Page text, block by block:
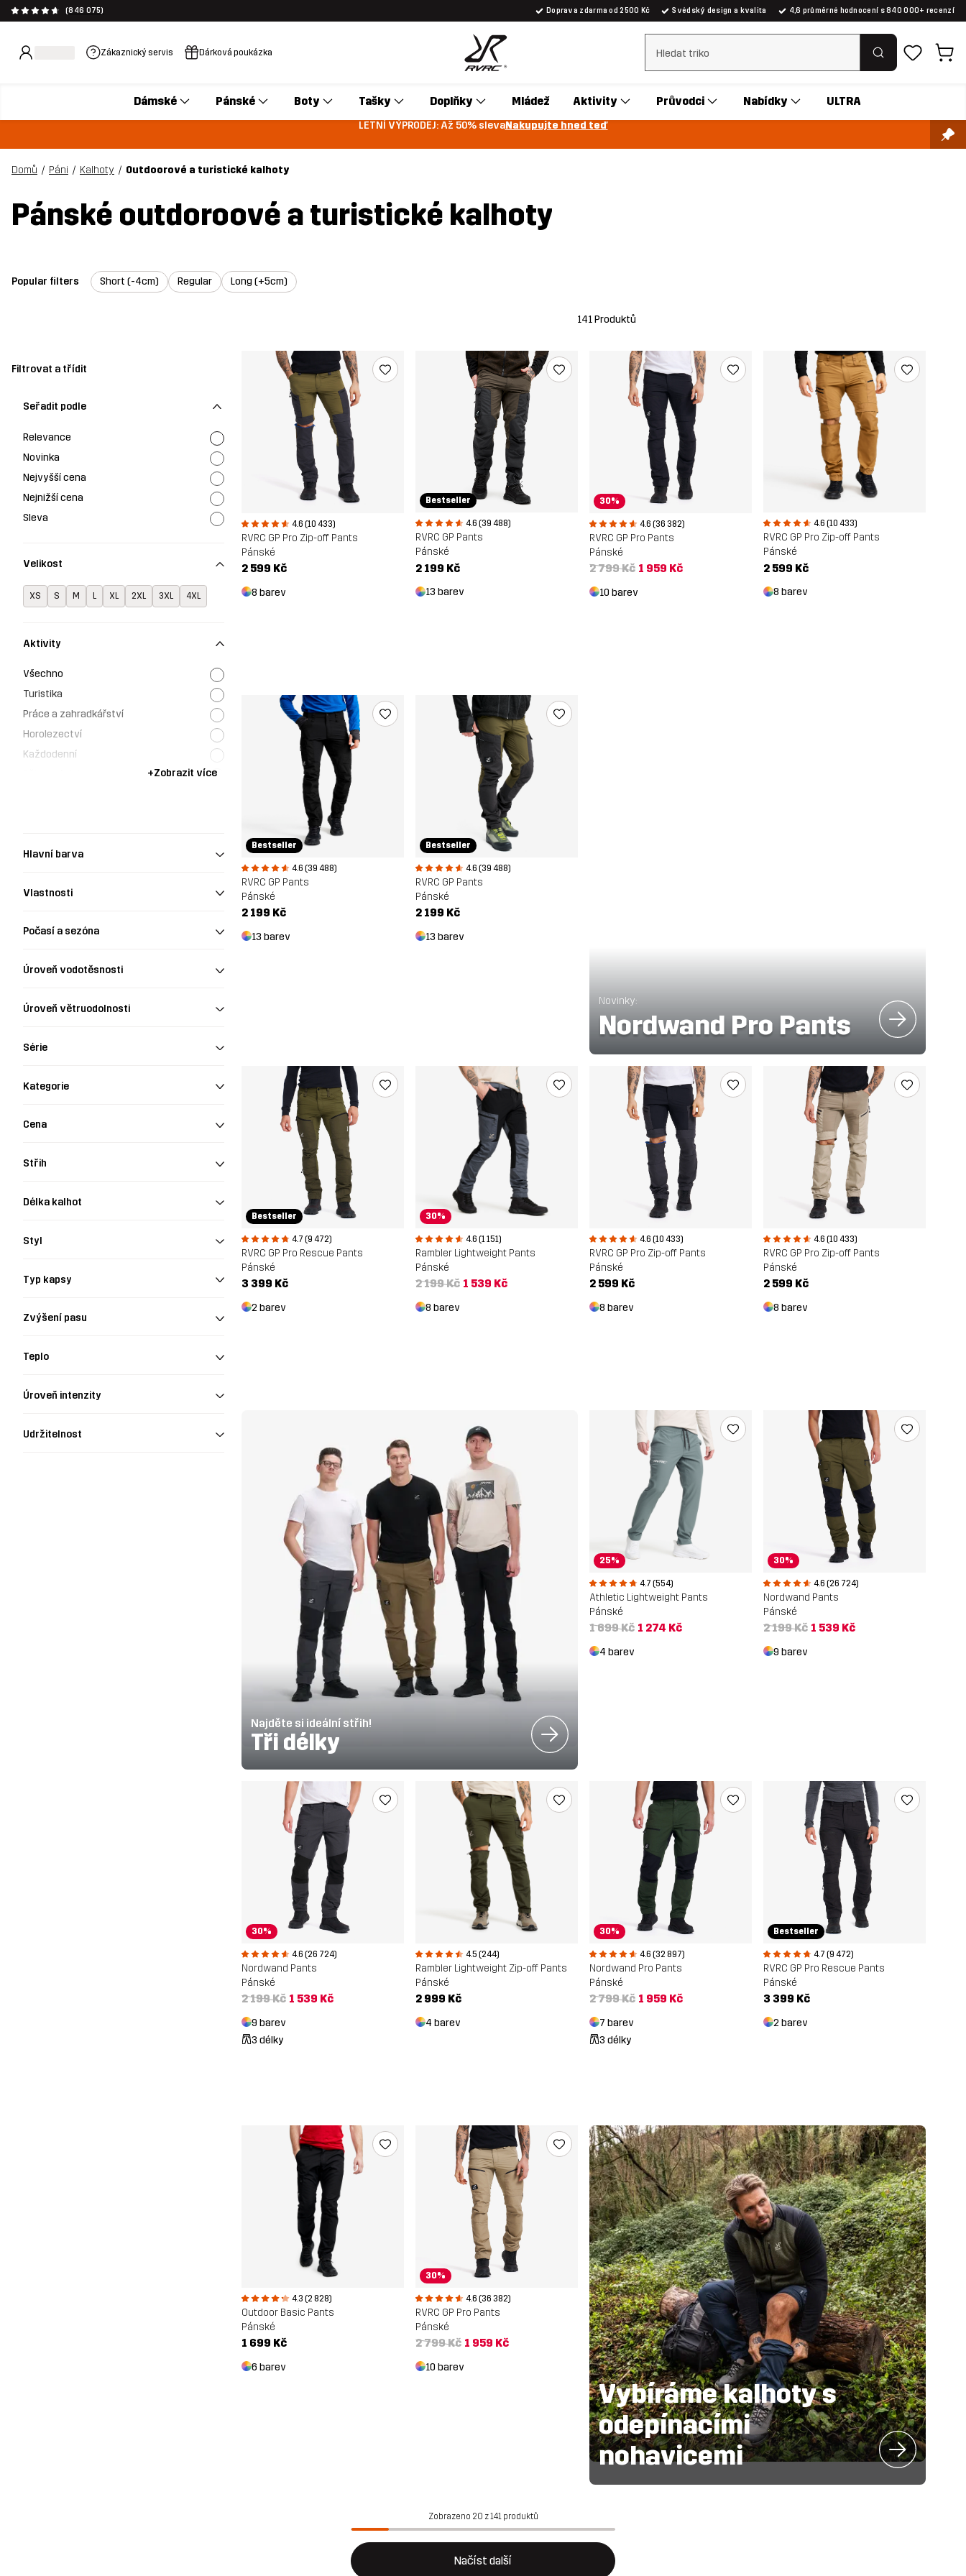
(846 075) Doprava zdarma od 2500 Kč Švédský design a kvalita 4,6 průměrné hodnocení s 840 000+ recenzí
Zákaznický servis Dárková poukázka Vymazat vyhledávání
Dámské Pánské Boty Tašky Doplňky Mládež Aktivity Průvodci Nabídky ULTRA
LETNÍ VÝPRODEJ: Až 50% slevaNakupujte hned teď
Domů Páni Kalhoty Outdoorové a turistické kalhoty
Pánské outdoroové a turistické kalhoty
Popular filters Short (-4cm) Regular Long (+5cm)
141 Produktů
Filtrovat a třídit
Seřadit podle
Relevance
Novinka
Nejvyšší cena
Nejnižší cena
Sleva
Velikost
XS S M L XL 2XL 3XL 4XL
Aktivity
Všechno
Turistika
Práce a zahradkářství
Horolezectví
Každodenní
+Zobrazit více
Hlavní barva
Vlastnosti
Počasí a sezóna
Úroveň vodotěsnosti
Úroveň větruodolnosti
Série
Kategorie
Cena
Střih
Délka kalhot
Styl
Typ kapsy
Zvýšení pasu
Teplo
Úroveň intenzity
Udržitelnost
4.6 (10 433)
RVRC GP Pro Zip-off Pants
Pánské
2 599 Kč
8 barev
Bestseller
4.6 (39 488)
RVRC GP Pants
Pánské
2 199 Kč
13 barev
30%
4.6 (36 382)
RVRC GP Pro Pants
Pánské
2 799 Kč 1 959 Kč
10 barev
4.6 (10 433)
RVRC GP Pro Zip-off Pants
Pánské
2 599 Kč
8 barev
Bestseller
4.6 (39 488)
RVRC GP Pants
Pánské
2 199 Kč
13 barev
Bestseller
4.6 (39 488)
RVRC GP Pants
Pánské
2 199 Kč
13 barev
Novinky:
Nordwand Pro Pants
Bestseller
4.7 (9 472)
RVRC GP Pro Rescue Pants
Pánské
3 399 Kč
2 barev
30%
4.6 (1 151)
Rambler Lightweight Pants
Pánské
2 199 Kč 1 539 Kč
8 barev
4.6 (10 433)
RVRC GP Pro Zip-off Pants
Pánské
2 599 Kč
8 barev
4.6 (10 433)
RVRC GP Pro Zip-off Pants
Pánské
2 599 Kč
8 barev
Najděte si ideální střih!
Tři délky
25%
4.7 (554)
Athletic Lightweight Pants
Pánské
1 699 Kč 1 274 Kč
4 barev
30%
4.6 (26 724)
Nordwand Pants
Pánské
2 199 Kč 1 539 Kč
9 barev
30%
4.6 (26 724)
Nordwand Pants
Pánské
2 199 Kč 1 539 Kč
9 barev
3 délky
4.5 (244)
Rambler Lightweight Zip-off Pants
Pánské
2 999 Kč
4 barev
30%
4.6 (32 897)
Nordwand Pro Pants
Pánské
2 799 Kč 1 959 Kč
7 barev
3 délky
Bestseller
4.7 (9 472)
RVRC GP Pro Rescue Pants
Pánské
3 399 Kč
2 barev
4.3 (2 828)
Outdoor Basic Pants
Pánské
1 699 Kč
6 barev
30%
4.6 (36 382)
RVRC GP Pro Pants
Pánské
2 799 Kč 1 959 Kč
10 barev
Vybíráme kalhoty s
odepínacími
nohavicemi
Zobrazeno 20 z 141 produktů
Načíst další